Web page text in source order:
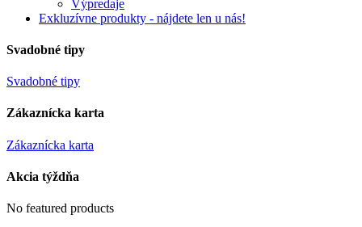
Výpredaje
Exkluzívne produkty - nájdete len u nás!
Svadobné tipy
Svadobné tipy
Zákaznícka karta
Zákaznícka karta
Akcia týždňa
No featured products